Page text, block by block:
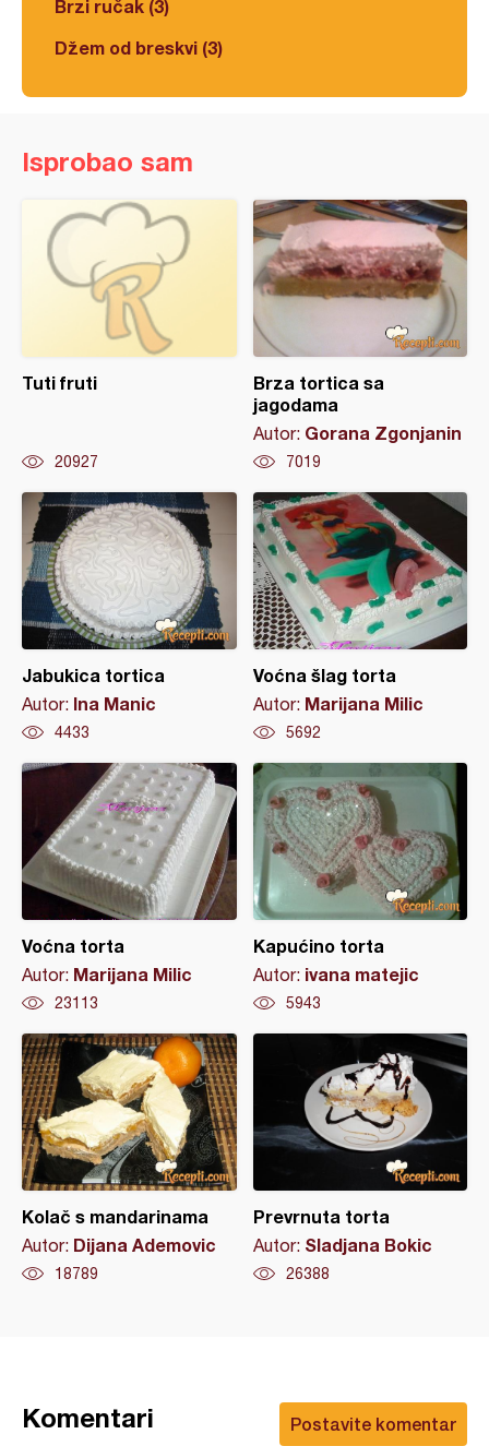
Brzi ručak (3)
Džem od breskvi (3)
Isprobao sam
Tuti fruti
20927
Brza tortica sa
jagodama
Autor: Gorana Zgonjanin
7019
Jabukica tortica
Autor: Ina Manic
4433
Voćna šlag torta
Autor: Marijana Milic
5692
Voćna torta
Autor: Marijana Milic
23113
Kapućino torta
Autor: ivana matejic
5943
Kolač s mandarinama
Autor: Dijana Ademovic
18789
Prevrnuta torta
Autor: Sladjana Bokic
26388
Postavite komentar
Komentari